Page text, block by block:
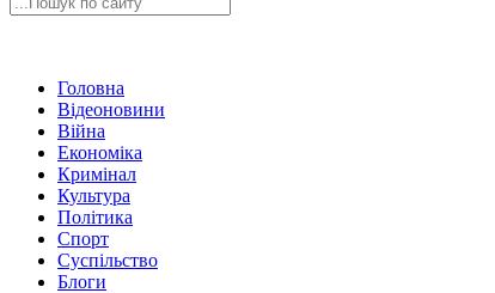
Головна
Відеоновини
Війна
Економіка
Кримінал
Культура
Політика
Спорт
Суспільство
Блоги